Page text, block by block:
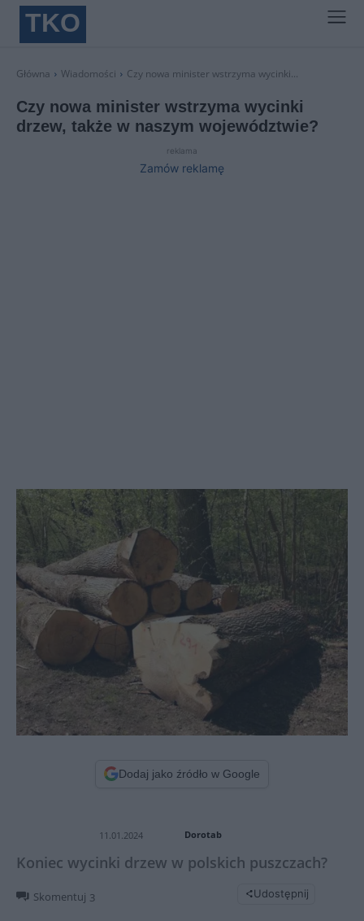
TKO
Główna Wiadomości Czy nowa minister wstrzyma wycinki...
Czy nowa minister wstrzyma wycinki
drzew, także w naszym województwie?
reklama
Zamów reklamę
Dodaj jako źródło w Google
11.01.2024 Dorotab
Koniec wycinki drzew w polskich puszczach?
Skomentuj 3 Udostępnij